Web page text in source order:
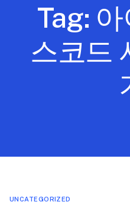
Tag:
스코드
UNCATEGORIZED